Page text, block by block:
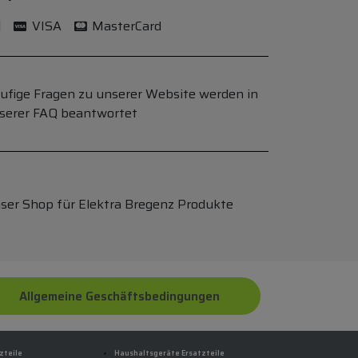
VISA MasterCard
Fragen zu unserer Website werden in
FAQ beantwortet
Shop für Elektra Bregenz Produkte
Allgemeine Geschäftsbedingungen
Haushaltsgeräte Ersatzteile